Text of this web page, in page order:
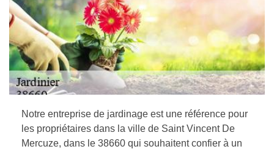
Notre entreprise de jardinage est une référence pour
les propriétaires dans la ville de Saint Vincent De
Mercuze, dans le 38660 qui souhaitent confier à un